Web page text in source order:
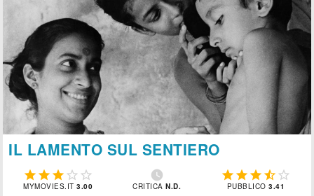
IL LAMENTO SUL SENTIERO
    
MYMOVIES.IT3.00

CRITICAN.D.
    
PUBBLICO3.41